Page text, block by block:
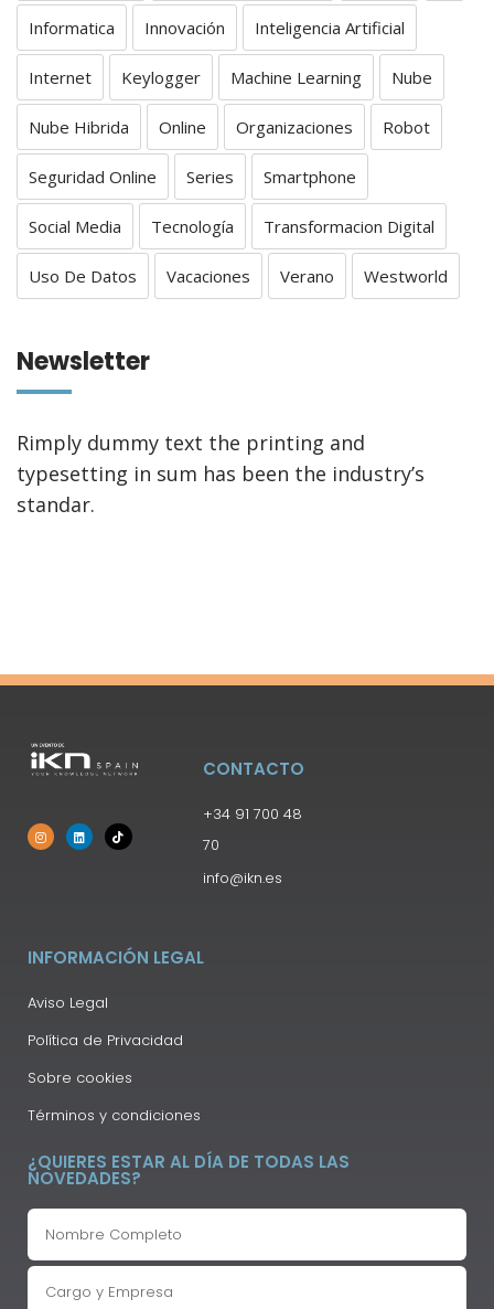
Informatica Innovación Inteligencia Artificial
Internet Keylogger Machine Learning Nube
Nube Hibrida Online Organizaciones Robot
Seguridad Online Series Smartphone
Social Media Tecnología Transformacion Digital
Uso De Datos Vacaciones Verano Westworld
Newsletter
Rimply dummy text the printing and
typesetting in sum has been the industry’s
standar.
CONTACTO
+34 91 700 48
70
info@ikn.es
INFORMACIÓN LEGAL
Aviso Legal
Política de Privacidad
Sobre cookies
Términos y condiciones
¿QUIERES ESTAR AL DÍA DE TODAS LAS
NOVEDADES?